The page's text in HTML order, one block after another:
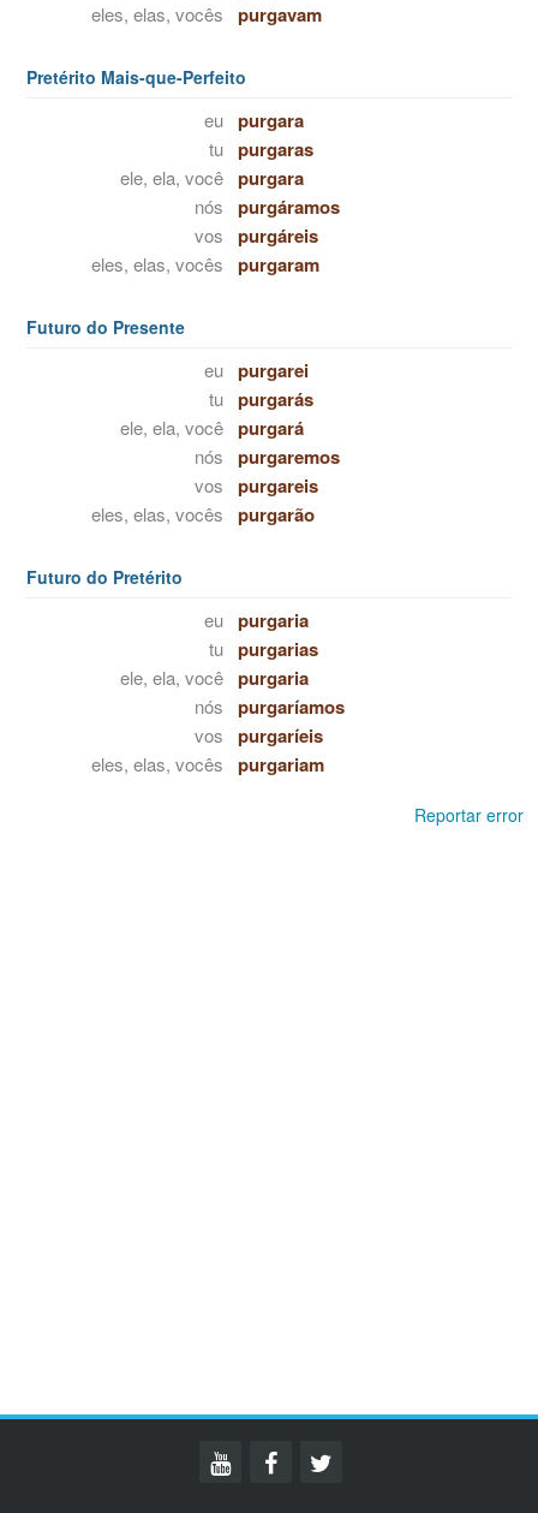
eles, elas, vocês purgavam
Pretérito Mais-que-Perfeito
eu purgara
tu purgaras
ele, ela, você purgara
nós purgáramos
vos purgáreis
eles, elas, vocês purgaram
Futuro do Presente
eu purgarei
tu purgarás
ele, ela, você purgará
nós purgaremos
vos purgareis
eles, elas, vocês purgarão
Futuro do Pretérito
eu purgaria
tu purgarias
ele, ela, você purgaria
nós purgaríamos
vos purgaríeis
eles, elas, vocês purgariam
Reportar error